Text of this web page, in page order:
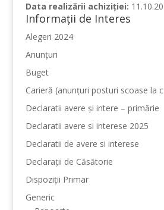
Data realizării achiziţiei:
Informații de Interes
Alegeri 2024
Anunțuri
Buget
Carieră (anunțuri posturi scoase la
Declaratii avere și intere – primărie
Declaratii avere si interese 2025
Declaratii de avere si interese
Declarații de Căsătorie
Dispoziții Primar
Generic